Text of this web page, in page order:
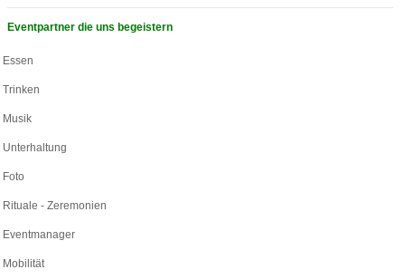
Eventpartner die uns begeistern
Essen
Trinken
Musik
Unterhaltung
Foto
Rituale - Zeremonien
Eventmanager
Mobilität